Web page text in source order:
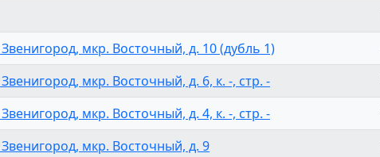
мкр. Восточный, д. 10 (дубль 1)
мкр. Восточный, д. 6, к. -, стр. -
мкр. Восточный, д. 4, к. -, стр. -
мкр. Восточный, д. 9